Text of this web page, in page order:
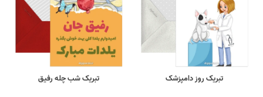
تبریک روز دامپزشک تبریک شب چله رفیق